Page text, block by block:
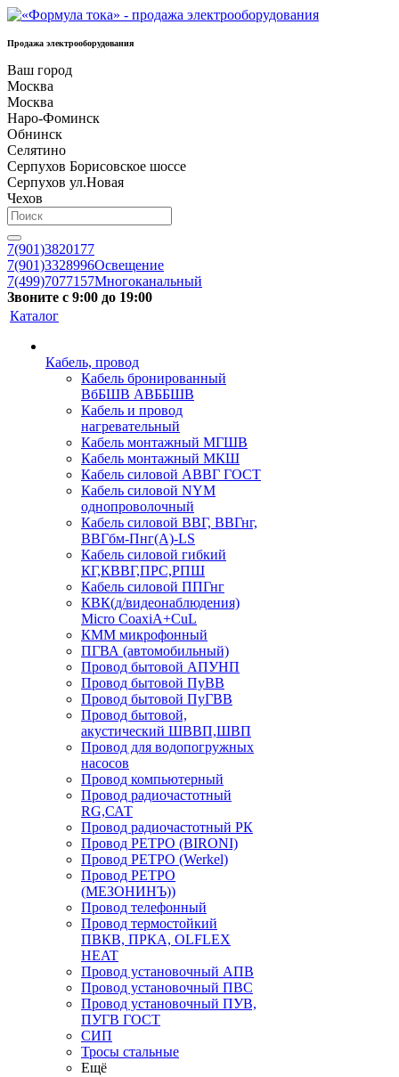
Продажа электрооборудования
Ваш город
Москва
Москва
Наро-Фоминск
Обнинск
Селятино
Серпухов Борисовское шоссе
Серпухов ул.Новая
Чехов
7(901)3820177
7(901)3328996Освещение
7(499)7077157Многоканальный
Звоните с 9:00 до 19:00
Каталог
Кабель, провод
Кабель бронированный
ВбБШВ АВББШВ
Кабель и провод
нагревательный
Кабель монтажный МГШВ
Кабель монтажный МКШ
Кабель силовой АВВГ ГОСТ
Кабель силовой NYM
однопроволочный
Кабель силовой ВВГ, ВВГнг,
ВВГбм-Пнг(А)-LS
Кабель силовой гибкий
КГ,КВВГ,ПРС,РПШ
Кабель силовой ППГнг
КВК(д/видеонаблюдения)
Micro CoaxiA+CuL
КММ микрофонный
ПГВА (автомобильный)
Провод бытовой АПУНП
Провод бытовой ПуВВ
Провод бытовой ПуГВВ
Провод бытовой,
акустический ШВВП,ШВП
Провод для водопогружных
насосов
Провод компьютерный
Провод радиочастотный
RG,САТ
Провод радиочастотный РК
Провод РЕТРО (BIRONI)
Провод РЕТРО (Werkel)
Провод РЕТРО
(МЕЗОНИНЪ))
Провод телефонный
Провод термостойкий
ПВКВ, ПРКА, OLFLEX
HEAT
Провод установочный АПВ
Провод установочный ПВС
Провод установочный ПУВ,
ПУГВ ГОСТ
СИП
Тросы стальные
Ещё